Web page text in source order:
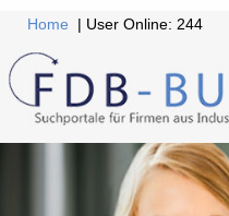
Home | User Online: 244